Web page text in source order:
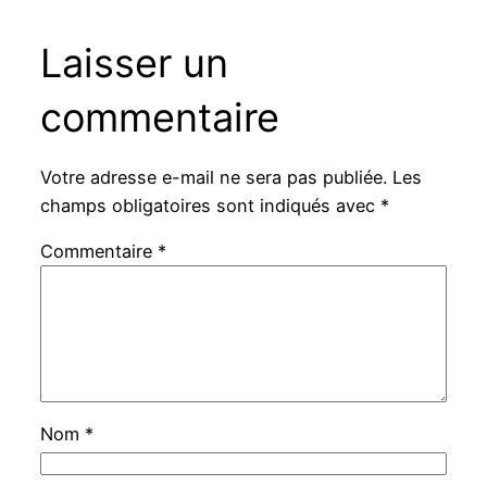
Laisser un
commentaire
Votre adresse e-mail ne sera pas publiée. Les
champs obligatoires sont indiqués avec *
Commentaire *
Nom *